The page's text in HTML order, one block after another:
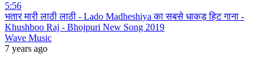
5:56
भतार मारी लाठी लाठी - Lado Madheshiya का सबसे धाकड़ हिट गाना -
Khushboo Raj - Bhojpuri New Song 2019
Wave Music
7 years ago